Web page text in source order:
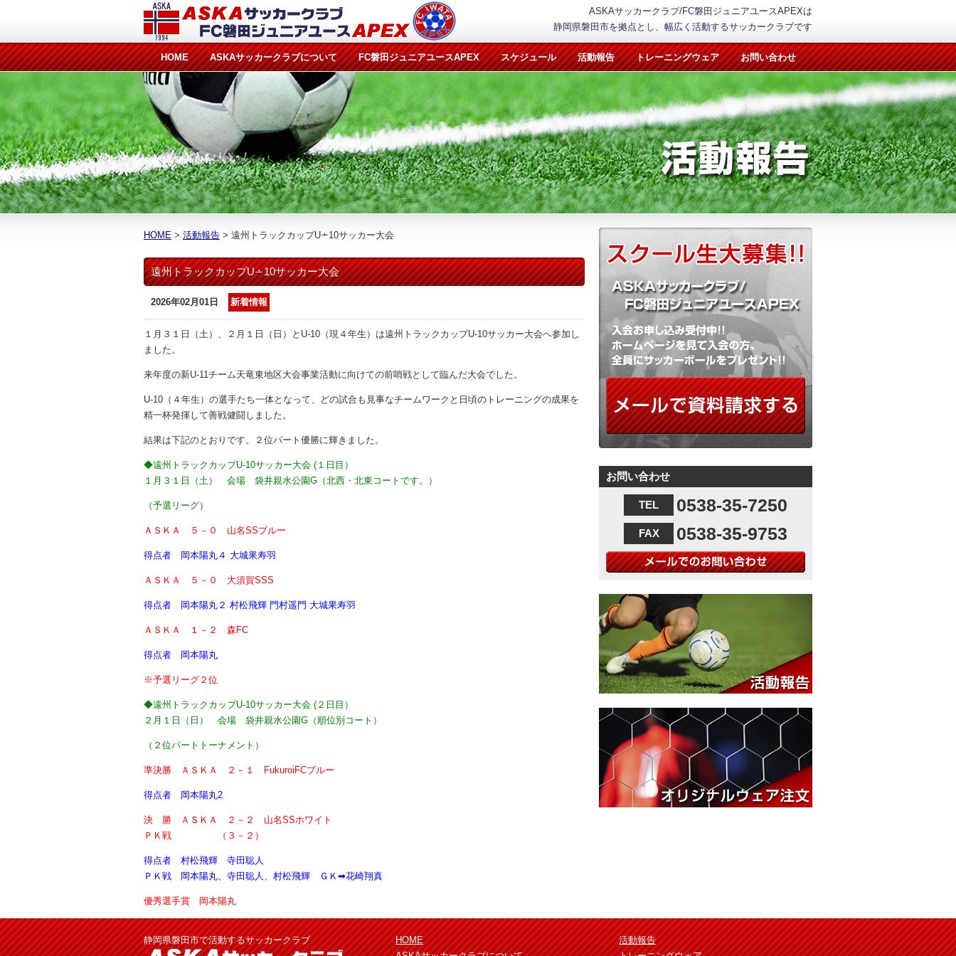
ASKAサッカークラブ/FC磐田ジュニアユースAPEXは
静岡県磐田市を拠点とし、幅広く活動するサッカークラブです
HOME ASKAサッカークラブについて FC磐田ジュニアユースAPEX スケジュール 活動報告 トレーニングウェア お問い合わせ
HOME 活動報告 遠州トラックカップU∸10サッカー大会
遠州トラックカップU∸10サッカー大会
2026年02月01日 新着情報
１月３１日（土）、２月１日（日）とU-10（現４年生）は遠州トラックカップU-10サッカー大会へ参加し
ました。
来年度の新U-11チーム天竜東地区大会事業活動に向けての前哨戦として臨んだ大会でした。
U-10（４年生）の選手たち一体となって、どの試合も見事なチームワークと日頃のトレーニングの成果を
精一杯発揮して善戦健闘しました。
結果は下記のとおりです。２位パート優勝に輝きました。
◆遠州トラックカップU-10サッカー大会 (１日目）
１月３１日（土） 会場 袋井親水公園G（北西・北東コートです。）
（予選リーグ）
ＡＳＫＡ ５－０ 山名SSブルー
得点者 岡本陽丸４ 大城果寿羽
ＡＳＫＡ ５－０ 大須賀SSS
得点者 岡本陽丸２ 村松飛輝 門村遥門 大城果寿羽
ＡＳＫＡ １－２ 森FC
得点者 岡本陽丸
※予選リーグ２位
◆遠州トラックカップU-10サッカー大会 (２日目）
２月１日（日） 会場 袋井親水公園G（順位別コート）
（２位パートトーナメント）
準決勝 ＡＳＫＡ ２－１ FukuroiFCブルー
得点者 岡本陽丸2
決 勝 ＡＳＫＡ ２－２ 山名SSホワイト
ＰＫ戦 （３－２）
得点者 村松飛輝 寺田聡人
ＰＫ戦 岡本陽丸、寺田聡人、村松飛輝 ＧＫ➡花崎翔真
優秀選手賞 岡本陽丸
メールで資料請求する
お問い合わせ
TEL 0538-35-7250
FAX 0538-35-9753
静岡県磐田市で活動するサッカークラブ
HOME
活動報告